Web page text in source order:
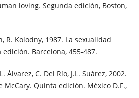
loving. Segunda edición, Boston,
R. Kolodny, 1987. La sexualidad
Barcelona, 455-487.
Álvarez, C. Del Río, J.L. Suárez, 2002.
McCary. Quinta edición. México D.F.,